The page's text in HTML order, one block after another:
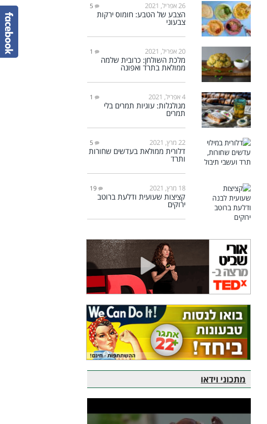
26 אפריל, 2021 5
הצבע של הטבע: חומוס ירקות
צבעוני
20 אפריל, 2021 1
מלכת השולחן: כרובית שלמה
ממולאת בתרד ואפונה
4 אפריל, 2021 1
מגולגלות: עוגיות תמרים בלי
תמרים
22 מרץ, 2021 5
דלורית ממולאת בעדשים שחורות
ותרד
18 מרץ, 2021 19
קציצות שעועית ודלעת ברוטב
ירוקים
מתכוני וידאו